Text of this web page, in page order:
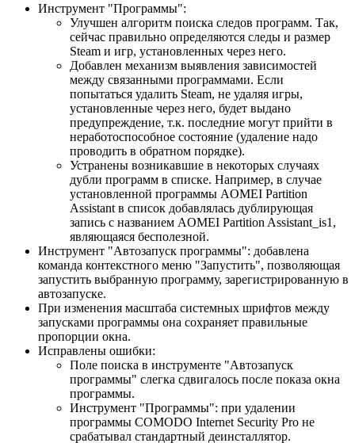
Инструмент "Программы":
Улучшен алгоритм поиска следов программ. Так,
сейчас правильно определяются следы и размер
Steam и игр, установленных через него.
Добавлен механизм выявления зависимостей
между связанными программами. Если
попытаться удалить Steam, не удаляя игры,
установленные через него, будет выдано
предупреждение, т.к. последние могут прийти в
неработоспособное состояние (удаление надо
проводить в обратном порядке).
Устранены возникавшие в некоторых случаях
дубли программ в списке. Например, в случае
установленной программы AOMEI Partition
Assistant в список добавлялась дублирующая
запись с названием AOMEI Partition Assistant_is1,
являющаяся бесполезной.
Инструмент "Автозапуск программы": добавлена
команда контекстного меню "Запустить", позволяющая
запустить выбранную программу, зарегистрированную в
автозапуске.
При изменения масштаба системных шрифтов между
запусками программы она сохраняет правильные
пропорции окна.
Исправлены ошибки:
Поле поиска в инструменте "Автозапуск
программы" слегка сдвигалось после показа окна
программы.
Инструмент "Программы": при удалении
программы COMODO Internet Security Pro не
срабатывал стандартный деинсталлятор.